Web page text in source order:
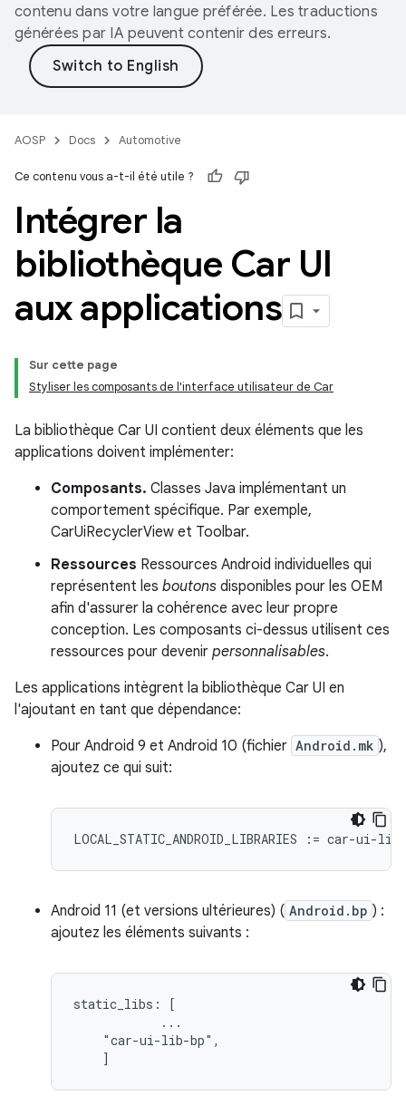
contenu dans votre langue préférée. Les traductions
générées par IA peuvent contenir des erreurs.
AOSP Docs Automotive
Ce contenu vous a-t-il été utile ?
Intégrer la
bibliothèque Car UI
aux applications
Sur cette page
Styliser les composants de l'interface utilisateur de Car
La bibliothèque Car UI contient deux éléments que les
applications doivent implémenter:
Composants. Classes Java implémentant un
comportement spécifique. Par exemple,
CarUiRecyclerView et Toolbar.
Ressources Ressources Android individuelles qui
représentent les boutons disponibles pour les OEM
afin d'assurer la cohérence avec leur propre
conception. Les composants ci-dessus utilisent ces
ressources pour devenir personnalisables.
Les applications intègrent la bibliothèque Car UI en
l'ajoutant en tant que dépendance:
Pour Android 9 et Android 10 (fichier Android.mk ),
ajoutez ce qui suit:
LOCAL_STATIC_ANDROID_LIBRARIES := car-ui-lib
Android 11 (et versions ultérieures) ( Android.bp ) :
ajoutez les éléments suivants :
static_libs: [
            ...
    "car-ui-lib-bp",
    ]